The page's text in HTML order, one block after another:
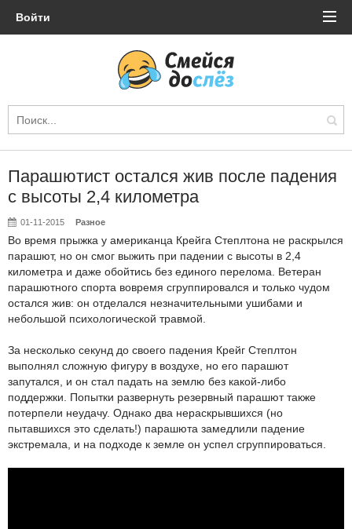
Войти
Парашютист остался жив после падения
с высоты 2,4 километра
01-11-2015 Разное
Во время прыжка у американца Крейга Степлтона не раскрылся
парашют, но он смог выжить при падении с высоты в 2,4
километра и даже обойтись без единого перелома. Ветеран
парашютного спорта вовремя сгруппировался и только чудом
остался жив: он отделался незначительными ушибами и
небольшой психологической травмой.
За несколько секунд до своего падения Крейг Степлтон
выполнял сложную фигуру в воздухе, но его парашют
запутался, и он стал падать на землю без какой-либо
поддержки. Попытки развернуть резервный парашют также
потерпели неудачу. Однако два нераскрывшихся (но
пытавшихся это сделать!) парашюта замедлили падение
экстремала, и на подходе к земле он успел сгруппироваться.